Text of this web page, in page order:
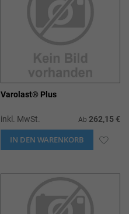
Varolast® Plus
inkl. MwSt. Ab 262,15 €
IN DEN WARENKORB ZUR